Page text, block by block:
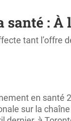
: À
tant l’offre
en
sur la